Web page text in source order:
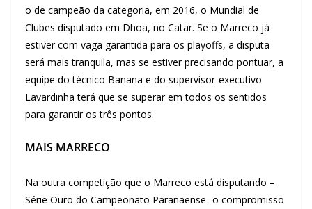
o de campeão da categoria, em 2016, o Mundial de
Clubes disputado em Dhoa, no Catar. Se o Marreco já
estiver com vaga garantida para os playoffs, a disputa
será mais tranquila, mas se estiver precisando pontuar, a
equipe do técnico Banana e do supervisor-executivo
Lavardinha terá que se superar em todos os sentidos
para garantir os três pontos.
MAIS MARRECO
Na outra competição que o Marreco está disputando –
Série Ouro do Campeonato Paranaense- o compromisso